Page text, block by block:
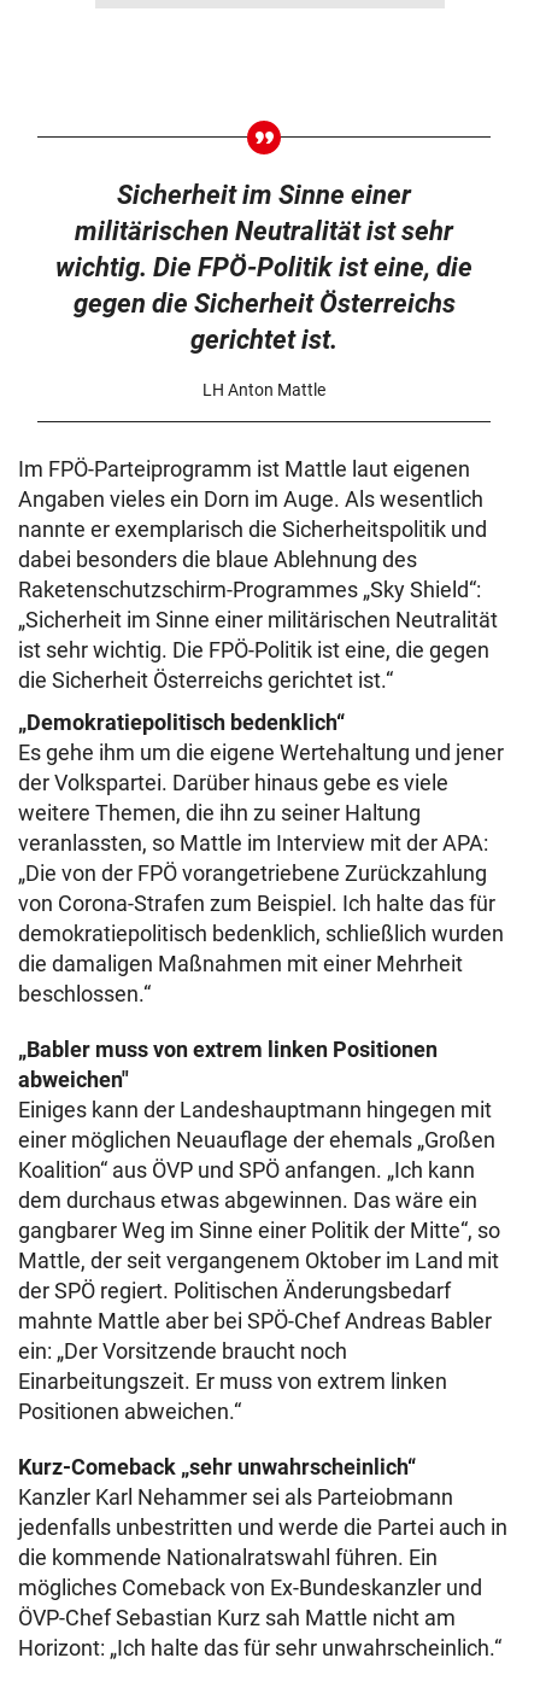
Sicherheit im Sinne einer
militärischen Neutralität ist sehr
wichtig. Die FPÖ-Politik ist eine, die
gegen die Sicherheit Österreichs
gerichtet ist.
LH Anton Mattle
Im FPÖ-Parteiprogramm ist Mattle laut eigenen
Angaben vieles ein Dorn im Auge. Als wesentlich
nannte er exemplarisch die Sicherheitspolitik und
dabei besonders die blaue Ablehnung des
Raketenschutzschirm-Programmes „Sky Shield“:
„Sicherheit im Sinne einer militärischen Neutralität
ist sehr wichtig. Die FPÖ-Politik ist eine, die gegen
die Sicherheit Österreichs gerichtet ist.“
„Demokratiepolitisch bedenklich“
Es gehe ihm um die eigene Wertehaltung und jener
der Volkspartei. Darüber hinaus gebe es viele
weitere Themen, die ihn zu seiner Haltung
veranlassten, so Mattle im Interview mit der APA:
„Die von der FPÖ vorangetriebene Zurückzahlung
von Corona-Strafen zum Beispiel. Ich halte das für
demokratiepolitisch bedenklich, schließlich wurden
die damaligen Maßnahmen mit einer Mehrheit
beschlossen.“
„Babler muss von extrem linken Positionen
abweichen"
Einiges kann der Landeshauptmann hingegen mit
einer möglichen Neuauflage der ehemals „Großen
Koalition“ aus ÖVP und SPÖ anfangen. „Ich kann
dem durchaus etwas abgewinnen. Das wäre ein
gangbarer Weg im Sinne einer Politik der Mitte“, so
Mattle, der seit vergangenem Oktober im Land mit
der SPÖ regiert. Politischen Änderungsbedarf
mahnte Mattle aber bei SPÖ-Chef Andreas Babler
ein: „Der Vorsitzende braucht noch
Einarbeitungszeit. Er muss von extrem linken
Positionen abweichen.“
Kurz-Comeback „sehr unwahrscheinlich“
Kanzler Karl Nehammer sei als Parteiobmann
jedenfalls unbestritten und werde die Partei auch in
die kommende Nationalratswahl führen. Ein
mögliches Comeback von Ex-Bundeskanzler und
ÖVP-Chef Sebastian Kurz sah Mattle nicht am
Horizont: „Ich halte das für sehr unwahrscheinlich.“